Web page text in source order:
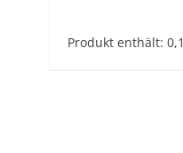
Produkt enthält: 0,1